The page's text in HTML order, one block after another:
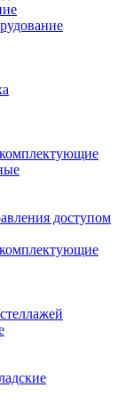
доступом